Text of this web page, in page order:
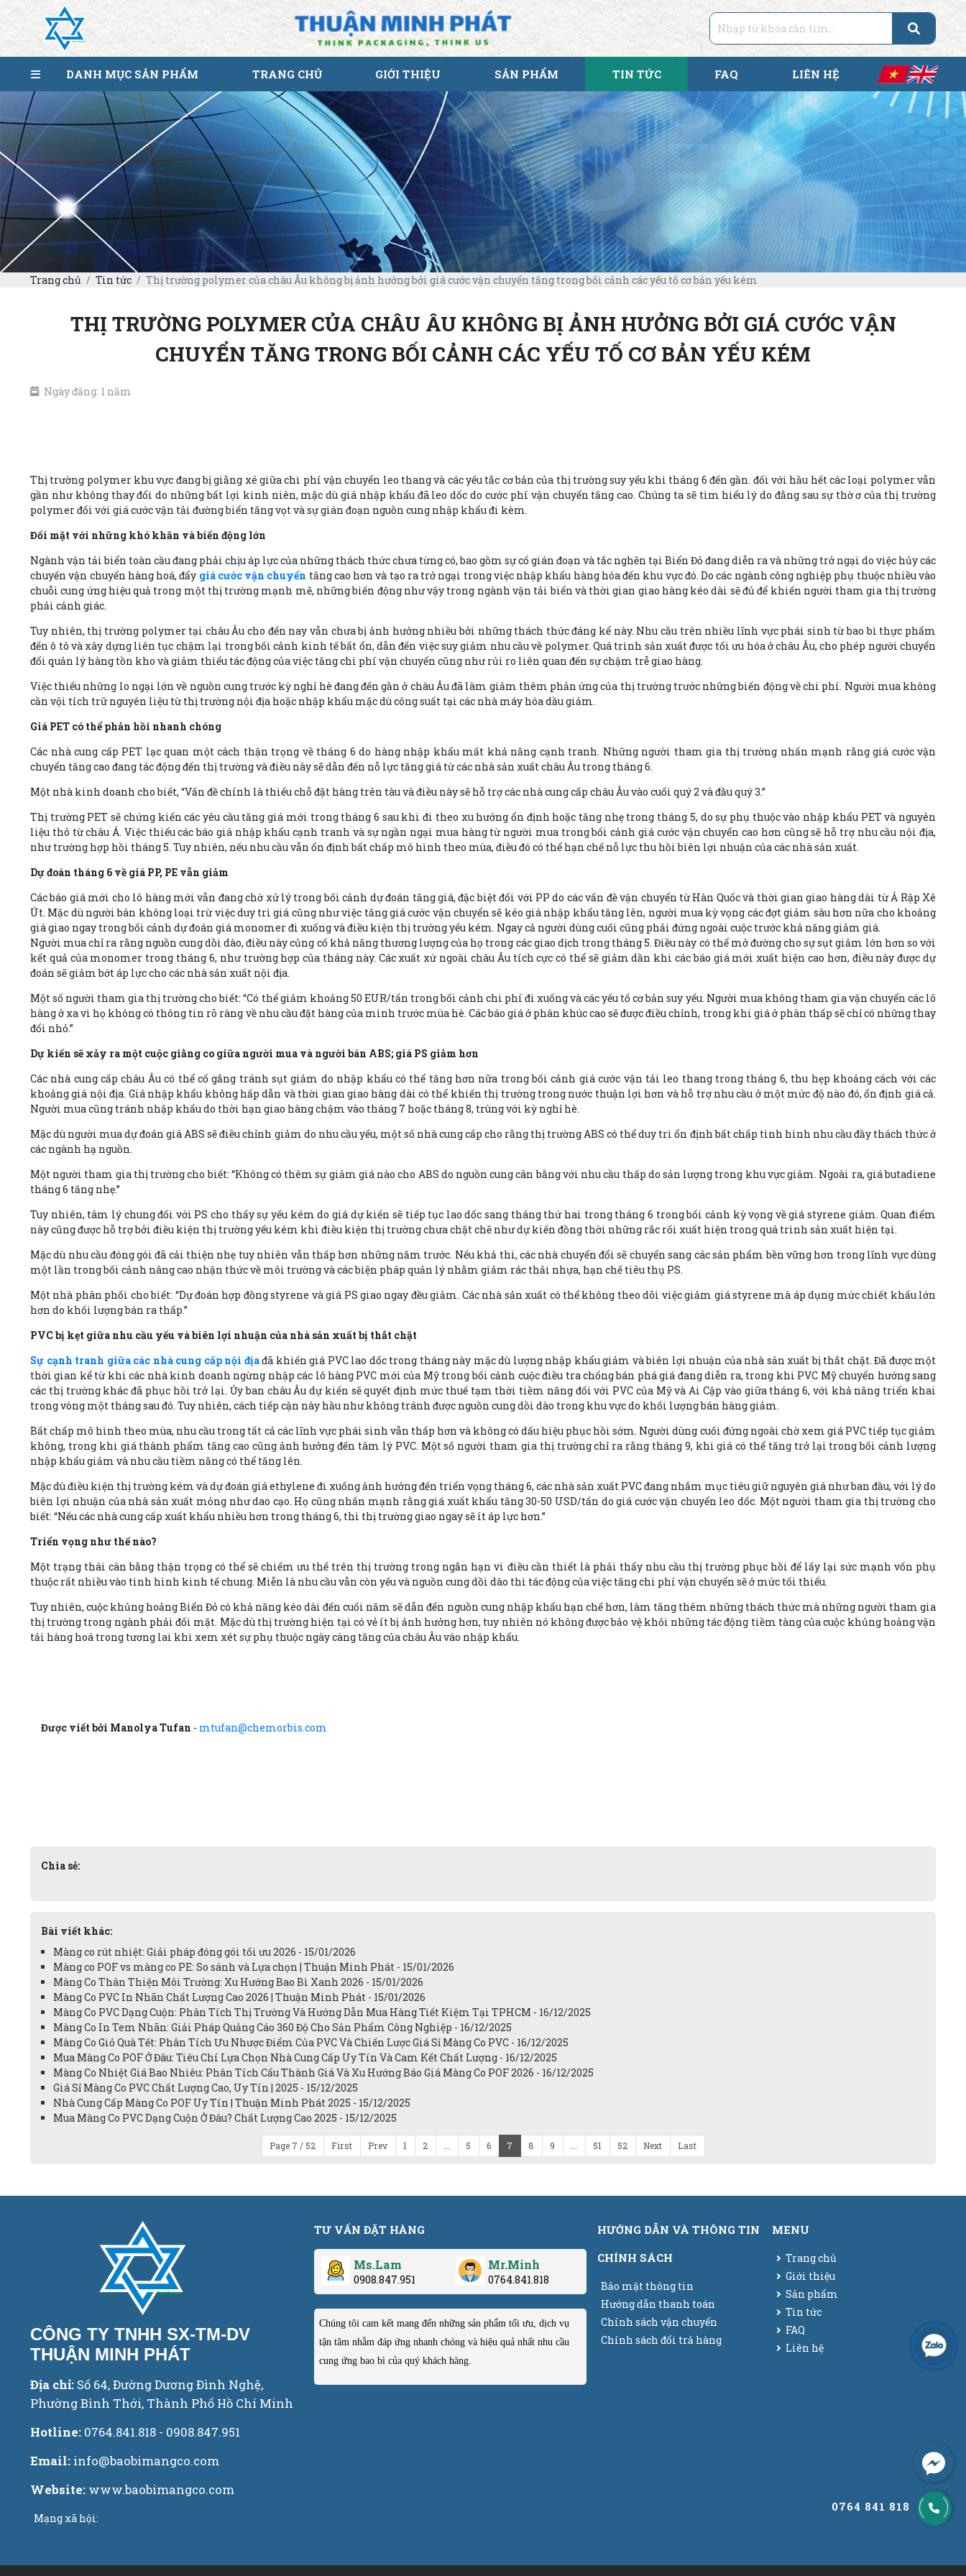
DANH MỤC SẢN PHẨM TRANG CHỦ GIỚI THIỆU SẢN PHẨM TIN TỨC FAQ LIÊN HỆ
Trang chủ Tin tức Thị trường polymer của châu Âu không bị ảnh hưởng bởi giá cước vận chuyển tăng trong bối cảnh các yếu tố cơ bản yếu kém
THỊ TRƯỜNG POLYMER CỦA CHÂU ÂU KHÔNG BỊ ẢNH HƯỞNG BỞI GIÁ CƯỚC VẬN
CHUYỂN TĂNG TRONG BỐI CẢNH CÁC YẾU TỐ CƠ BẢN YẾU KÉM
Ngày đăng: 1 năm
Thị trường polymer khu vực đang bị giằng xé giữa chi phí vận chuyển leo thang và các yếu tắc cơ bản của thị trường suy yếu khi tháng 6 đến gần. đối với hầu hết các loại polymer vẫn
gần như không thay đổi do những bất lợi kinh niên, mặc dù giá nhập khẩu đã leo dốc do cước phí vận chuyển tăng cao. Chúng ta sẽ tìm hiểu lý do đằng sau sự thờ ơ của thị trường
polymer đối với giá cước vận tải đường biển tăng vọt và sự gián đoạn nguồn cung nhập khẩu đi kèm.
Đối mặt với những khó khăn và biến động lớn
Ngành vận tải biển toàn cầu đang phải chịu áp lực của những thách thức chưa từng có, bao gồm sự cố gián đoạn và tắc nghẽn tại Biển Đỏ đang diễn ra và những trở ngại do việc hủy các
chuyến vận chuyển hàng hoá, đẩy giá cước vận chuyển tăng cao hơn và tạo ra trở ngại trong việc nhập khẩu hàng hóa đến khu vực đó. Do các ngành công nghiệp phụ thuộc nhiều vào
chuỗi cung ứng hiệu quả trong một thị trường mạnh mẽ, những biến động như vậy trong ngành vận tải biển và thời gian giao hàng kéo dài sẽ đủ để khiến người tham gia thị trường
phải cảnh giác.
Tuy nhiên, thị trường polymer tại châu Âu cho đến nay vẫn chưa bị ảnh hưởng nhiều bởi những thách thức đáng kể này. Nhu cầu trên nhiều lĩnh vực phái sinh từ bao bì thực phẩm
đến ô tô và xây dựng liên tục chậm lại trong bối cảnh kinh tế bất ổn, dẫn đến việc suy giảm nhu cầu về polymer. Quá trình sản xuất được tối ưu hóa ở châu Âu, cho phép người chuyển
đổi quản lý hàng tồn kho và giảm thiểu tác động của việc tăng chi phí vận chuyển cũng như rủi ro liên quan đến sự chậm trễ giao hàng.
Việc thiếu những lo ngại lớn về nguồn cung trước kỳ nghỉ hè đang đến gần ở châu Âu đã làm giảm thêm phản ứng của thị trường trước những biến động về chi phí. Người mua không
cần vội tích trữ nguyên liệu từ thị trường nội địa hoặc nhập khẩu mặc dù công suất tại các nhà máy hóa dầu giảm.
Giá PET có thể phản hồi nhanh chóng
Các nhà cung cấp PET lạc quan một cách thận trọng về tháng 6 do hàng nhập khẩu mất khả năng cạnh tranh. Những người tham gia thị trường nhấn mạnh rằng giá cước vận
chuyển tăng cao đang tác động đến thị trường và điều này sẽ dẫn đến nỗ lực tăng giá từ các nhà sản xuất châu Âu trong tháng 6.
Một nhà kinh doanh cho biết, “Vấn đề chính là thiếu chỗ đặt hàng trên tàu và điều này sẽ hỗ trợ các nhà cung cấp châu Âu vào cuối quý 2 và đầu quý 3.”
Thị trường PET sẽ chứng kiến các yêu cầu tăng giá mới trong tháng 6 sau khi đi theo xu hướng ổn định hoặc tăng nhẹ trong tháng 5, do sự phụ thuộc vào nhập khẩu PET và nguyên
liệu thô từ châu Á. Việc thiếu các báo giá nhập khẩu cạnh tranh và sự ngần ngại mua hàng từ người mua trong bối cảnh giá cước vận chuyển cao hơn cũng sẽ hỗ trợ nhu cầu nội địa,
như trường hợp hồi tháng 5. Tuy nhiên, nếu nhu cầu vẫn ổn định bất chấp mô hình theo mùa, điều đó có thể hạn chế nỗ lực thu hồi biên lợi nhuận của các nhà sản xuất.
Dự đoán tháng 6 về giá PP, PE vẫn giảm
Các báo giá mới cho lô hàng mới vẫn đang chờ xử lý trong bối cảnh dự đoán tăng giá, đặc biệt đối với PP do các vấn đề vận chuyển từ Hàn Quốc và thời gian giao hàng dài từ Ả Rập Xê
Út. Mặc dù người bán không loại trừ việc duy trì giá cũng như việc tăng giá cước vận chuyển sẽ kéo giá nhập khẩu tăng lên, người mua kỳ vọng các đợt giảm sâu hơn nữa cho khoảng
giá giao ngay trong bối cảnh dự đoán giá monomer đi xuống và điều kiện thị trường yếu kém. Ngay cả người dùng cuối cũng phải đứng ngoài cuộc trước khả năng giảm giá.
Người mua chỉ ra rằng nguồn cung dồi dào, điều này củng cố khả năng thương lượng của họ trong các giao dịch trong tháng 5. Điều này có thể mở đường cho sự sụt giảm lớn hơn so với
kết quả của monomer trong tháng 6, như trường hợp của tháng này. Các xuất xứ ngoài châu Âu tích cực có thể sẽ giảm dần khi các báo giá mới xuất hiện cao hơn, điều này được dự
đoán sẽ giảm bớt áp lực cho các nhà sản xuất nội địa.
Một số người tham gia thị trường cho biết: “Có thể giảm khoảng 50 EUR/tấn trong bối cảnh chi phí đi xuống và các yếu tố cơ bản suy yếu. Người mua không tham gia vận chuyển các lô
hàng ở xa vì họ không có thông tin rõ ràng về nhu cầu đặt hàng của mình trước mùa hè. Các báo giá ở phân khúc cao sẽ được điều chỉnh, trong khi giá ở phân thấp sẽ chỉ có những thay
đổi nhỏ.”
Dự kiến sẽ xảy ra một cuộc giằng co giữa người mua và người bán ABS; giá PS giảm hơn
Các nhà cung cấp châu Âu có thể cố gắng tránh sụt giảm do nhập khẩu có thể tăng hơn nữa trong bối cảnh giá cước vận tải leo thang trong tháng 6, thu hẹp khoảng cách với các
khoảng giá nội địa. Giá nhập khẩu không hấp dẫn và thời gian giao hàng dài có thể khiến thị trường trong nước thuận lợi hơn và hỗ trợ nhu cầu ở một mức độ nào đó, ổn định giá cả.
Người mua cũng tránh nhập khẩu do thời hạn giao hàng chậm vào tháng 7 hoặc tháng 8, trùng với kỳ nghỉ hè.
Mặc dù người mua dự đoán giá ABS sẽ điều chỉnh giảm do nhu cầu yếu, một số nhà cung cấp cho rằng thị trường ABS có thể duy trì ổn định bất chấp tình hình nhu cầu đầy thách thức ở
các ngành hạ nguồn.
Một người tham gia thị trường cho biết: “Không có thêm sự giảm giá nào cho ABS do nguồn cung cân bằng với nhu cầu thấp do sản lượng trong khu vực giảm. Ngoài ra, giá butadiene
tháng 6 tăng nhẹ.”
Tuy nhiên, tâm lý chung đối với PS cho thấy sự yếu kém do giá dự kiến sẽ tiếp tục lao dốc sang tháng thứ hai trong tháng 6 trong bối cảnh kỳ vọng về giá styrene giảm. Quan điểm
này cũng được hỗ trợ bởi điều kiện thị trường yếu kém khi điều kiện thị trường chưa chặt chẽ như dự kiến đồng thời những rắc rối xuất hiện trong quá trình sản xuất hiện tại.
Mặc dù nhu cầu đóng gói đã cải thiện nhẹ tuy nhiên vẫn thấp hơn những năm trước. Nếu khả thi, các nhà chuyển đổi sẽ chuyển sang các sản phẩm bền vững hơn trong lĩnh vực dùng
một lần trong bối cảnh nâng cao nhận thức về môi trường và các biện pháp quản lý nhằm giảm rác thải nhựa, hạn chế tiêu thụ PS.
Một nhà phân phối cho biết: “Dự đoán hợp đồng styrene và giá PS giao ngay đều giảm. Các nhà sản xuất có thể không theo dõi việc giảm giá styrene mà áp dụng mức chiết khấu lớn
hơn do khối lượng bán ra thấp.”
PVC bị kẹt giữa nhu cầu yếu và biên lợi nhuận của nhà sản xuất bị thắt chặt
Sự cạnh tranh giữa các nhà cung cấp nội địađã khiến giá PVC lao dốc trong tháng này mặc dù lượng nhập khẩu giảm và biên lợi nhuận của nhà sản xuất bị thắt chặt. Đã được một
thời gian kể từ khi các nhà kinh doanh ngừng nhập các lô hàng PVC mới của Mỹ trong bối cảnh cuộc điều tra chống bán phá giá đang diễn ra, trong khi PVC Mỹ chuyển hướng sang
các thị trường khác đã phục hồi trở lại. Ủy ban châu Âu dự kiến sẽ quyết định mức thuế tạm thời tiềm năng đối với PVC của Mỹ và Ai Cập vào giữa tháng 6, với khả năng triển khai
trong vòng một tháng sau đó. Tuy nhiên, cách tiếp cận này hầu như không tránh được nguồn cung dồi dào trong khu vực do khối lượng bán hàng giảm.
Bất chấp mô hình theo mùa, nhu cầu trong tất cả các lĩnh vực phái sinh vẫn thấp hơn và không có dấu hiệu phục hồi sớm. Người dùng cuối đứng ngoài chờ xem giá PVC tiếp tục giảm
không, trong khi giá thành phẩm tăng cao cũng ảnh hưởng đến tâm lý PVC. Một số người tham gia thị trường chỉ ra rằng tháng 9, khi giá có thể tăng trở lại trong bối cảnh lượng
nhập khẩu giảm và nhu cầu tiềm năng có thể tăng lên.
Mặc dù điều kiện thị trường kém và dự đoán giá ethylene đi xuống ảnh hưởng đến triển vọng tháng 6, các nhà sản xuất PVC đang nhắm mục tiêu giữ nguyên giá như ban đầu, với lý do
biên lợi nhuận của nhà sản xuất mỏng như dao cạo. Họ cũng nhấn mạnh rằng giá xuất khẩu tăng 30-50 USD/tấn do giá cước vận chuyển leo dốc. Một người tham gia thị trường cho
biết: “Nếu các nhà cung cấp xuất khẩu nhiều hơn trong tháng 6, thì thị trường giao ngay sẽ ít áp lực hơn.”
Triển vọng như thế nào?
Một trạng thái cân bằng thận trọng có thể sẽ chiếm ưu thế trên thị trường trong ngắn hạn vì điều cần thiết là phải thấy nhu cầu thị trường phục hồi để lấy lại sức mạnh vốn phụ
thuộc rất nhiều vào tình hình kinh tế chung. Miễn là nhu cầu vẫn còn yếu và nguồn cung dồi dào thì tác động của việc tăng chi phí vận chuyển sẽ ở mức tối thiểu.
Tuy nhiên, cuộc khủng hoảng Biển Đỏ có khả năng kéo dài đến cuối năm sẽ dẫn đến nguồn cung nhập khẩu hạn chế hơn, làm tăng thêm những thách thức mà những người tham gia
thị trường trong ngành phải đối mặt. Mặc dù thị trường hiện tại có vẻ ít bị ảnh hưởng hơn, tuy nhiên nó không được bảo vệ khỏi những tác động tiềm tàng của cuộc khủng hoảng vận
tải hàng hoá trong tương lai khi xem xét sự phụ thuộc ngày càng tăng của châu Âu vào nhập khẩu.
Được viết bởi Manolya Tufan - mtufan@chemorbis.com
Chia sẻ:
Bài viết khác:
Màng co rút nhiệt: Giải pháp đóng gói tối ưu 2026 - 15/01/2026
Màng co POF vs màng co PE: So sánh và Lựa chọn | Thuận Minh Phát - 15/01/2026
Màng Co Thân Thiện Môi Trường: Xu Hướng Bao Bì Xanh 2026 - 15/01/2026
Màng Co PVC In Nhãn Chất Lượng Cao 2026 | Thuận Minh Phát - 15/01/2026
Màng Co PVC Dạng Cuộn: Phân Tích Thị Trường Và Hướng Dẫn Mua Hàng Tiết Kiệm Tại TPHCM - 16/12/2025
Màng Co In Tem Nhãn: Giải Pháp Quảng Cáo 360 Độ Cho Sản Phẩm Công Nghiệp - 16/12/2025
Màng Co Giỏ Quà Tết: Phân Tích Ưu Nhược Điểm Của PVC Và Chiến Lược Giá Sỉ Màng Co PVC - 16/12/2025
Mua Màng Co POF Ở Đâu: Tiêu Chí Lựa Chọn Nhà Cung Cấp Uy Tín Và Cam Kết Chất Lượng - 16/12/2025
Màng Co Nhiệt Giá Bao Nhiêu: Phân Tích Cấu Thành Giá Và Xu Hướng Báo Giá Màng Co POF 2026 - 16/12/2025
Giá Sỉ Màng Co PVC Chất Lượng Cao, Uy Tín | 2025 - 15/12/2025
Nhà Cung Cấp Màng Co POF Uy Tín | Thuận Minh Phát 2025 - 15/12/2025
Mua Màng Co PVC Dạng Cuộn Ở Đâu? Chất Lượng Cao 2025 - 15/12/2025
Page 7 / 52 First Prev 1 2 5 6 7 8 9 51 52 Next Last
CÔNG TY TNHH SX-TM-DV
THUẬN MINH PHÁT
Địa chỉ: Số 64, Đường Dương Đình Nghệ,
Phường Bình Thới, Thành Phố Hồ Chí Minh
Hotline: 0764.841.818 - 0908.847.951
Email: info@baobimangco.com
Website: www.baobimangco.com
Mạng xã hội:
TƯ VẤN ĐẶT HÀNG
Ms.Lam
0908.847.951
Mr.Minh
0764.841.818
Chúng tôi cam kết mang đến những sản phẩm tối ưu, dịch vụ
tận tâm nhằm đáp ứng nhanh chóng và hiệu quả nhất nhu cầu
cung ứng bao bì của quý khách hàng.
HƯỚNG DẪN VÀ THÔNG TIN
CHÍNH SÁCH
Bảo mật thông tin
Hướng dẫn thanh toán
Chính sách vận chuyển
Chính sách đổi trả hàng
MENU
Trang chủ
Giới thiệu
Sản phẩm
Tin tức
FAQ
Liên hệ
0764 841 818